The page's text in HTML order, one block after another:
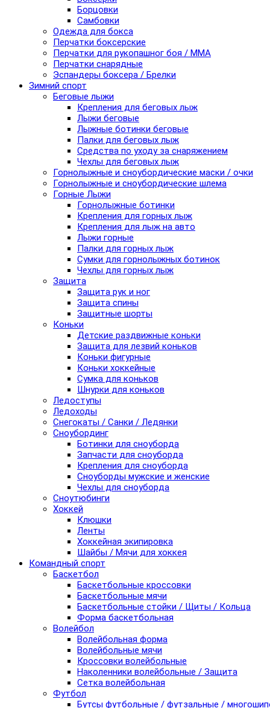
Борцовки
Самбовки
Одежда для бокса
Перчатки боксерские
Перчатки для рукопашног боя / ММА
Перчатки снарядные
Эспандеры боксера / Брелки
Зимний спорт
Беговые лыжи
Крепления для беговых лыж
Лыжи беговые
Лыжные ботинки беговые
Палки для беговых лыж
Средства по уходу за снаряжением
Чехлы для беговых лыж
Горнолыжные и сноубордические маски / очки
Горнолыжные и сноубордические шлема
Горные Лыжи
Горнолыжные ботинки
Крепления для горных лыж
Крепления для лыж на авто
Лыжи горные
Палки для горных лыж
Сумки для горнолыжных ботинок
Чехлы для горных лыж
Защита
Защита рук и ног
Защита спины
Защитные шорты
Коньки
Детские раздвижные коньки
Защита для лезвий коньков
Коньки фигурные
Коньки хоккейные
Сумка для коньков
Шнурки для коньков
Ледоступы
Ледоходы
Снегокаты / Санки / Ледянки
Сноубординг
Ботинки для сноуборда
Запчасти для сноуборда
Крепления для сноуборда
Сноуборды мужские и женские
Чехлы для сноуборда
Сноутюбинги
Хоккей
Клюшки
Ленты
Хоккейная экипировка
Шайбы / Мячи для хоккея
Командный спорт
Баскетбол
Баскетбольные кроссовки
Баскетбольные мячи
Баскетбольные стойки / Щиты / Кольца
Форма баскетбольная
Волейбол
Волейбольная форма
Волейбольные мячи
Кроссовки волейбольные
Наколенники волейбольные / Защита
Сетка волейбольная
Футбол
Бутсы футбольные / футзальные /